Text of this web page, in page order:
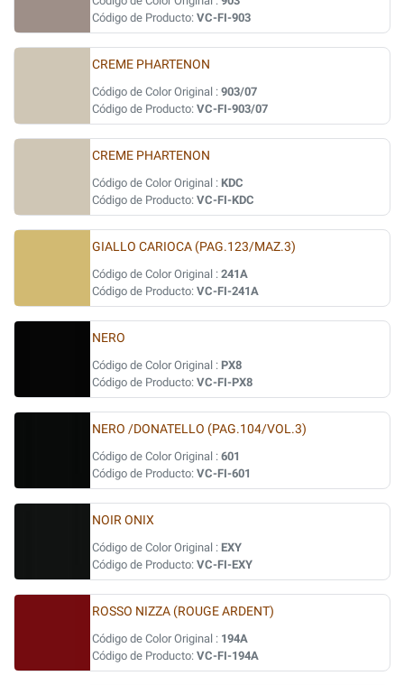
Código de Producto: VC-FI-903
CREME PHARTENON
Código de Color Original : 903/07
Código de Producto: VC-FI-903/07
CREME PHARTENON
Código de Color Original : KDC
Código de Producto: VC-FI-KDC
GIALLO CARIOCA (PAG.123/MAZ.3)
Código de Color Original : 241A
Código de Producto: VC-FI-241A
NERO
Código de Color Original : PX8
Código de Producto: VC-FI-PX8
NERO /DONATELLO (PAG.104/VOL.3)
Código de Color Original : 601
Código de Producto: VC-FI-601
NOIR ONIX
Código de Color Original : EXY
Código de Producto: VC-FI-EXY
ROSSO NIZZA (ROUGE ARDENT)
Código de Color Original : 194A
Código de Producto: VC-FI-194A